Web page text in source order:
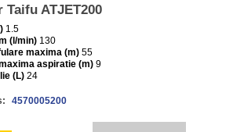
Taifu ATJET200
1.5
(l/min) 130
maxima (m) 55
aspiratie (m) 9
(L) 24
4570005200